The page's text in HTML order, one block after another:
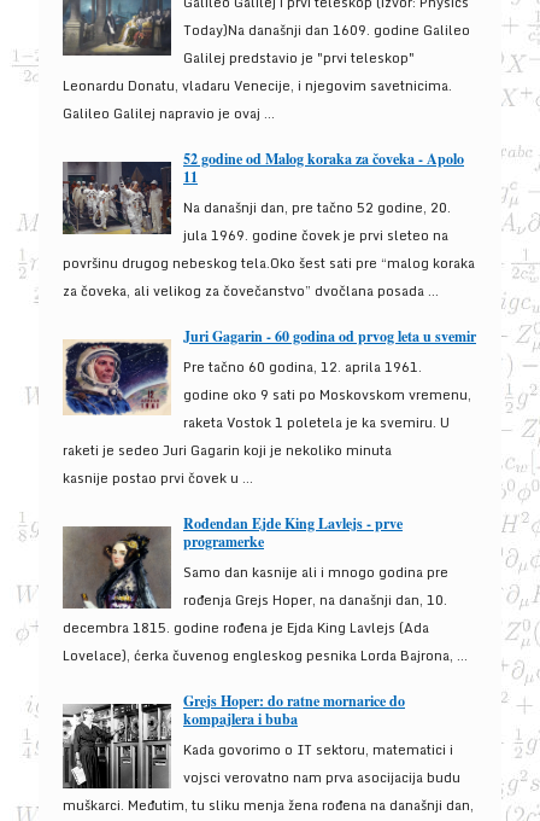
Today)Na današnji dan 1609. godine Galileo
Galilej predstavio je "prvi teleskop"
Leonardu Donatu, vladaru Venecije, i njegovim savetnicima.
Galileo Galilej napravio je ovaj ...
52 godine od Malog koraka za čoveka - Apolo
11
Na današnji dan, pre tačno 52 godine, 20.
jula 1969. godine čovek je prvi sleteo na
površinu drugog nebeskog tela.Oko šest sati pre “malog koraka
za čoveka, ali velikog za čovečanstvo” dvočlana posada ...
Juri Gagarin - 60 godina od prvog leta u svemir
Pre tačno 60 godina, 12. aprila 1961.
godine oko 9 sati po Moskovskom vremenu,
raketa Vostok 1 poletela je ka svemiru. U
raketi je sedeo Juri Gagarin koji je nekoliko minuta
kasnije postao prvi čovek u ...
Rođendan Ejde King Lavlejs - prve
programerke
Samo dan kasnije ali i mnogo godina pre
rođenja Grejs Hoper, na današnji dan, 10.
decembra 1815. godine rođena je Ejda King Lavlejs (Ada
Lovelace), ćerka čuvenog engleskog pesnika Lorda Bajrona, ...
Grejs Hoper: do ratne mornarice do
kompajlera i buba
Kada govorimo o IT sektoru, matematici i
vojsci verovatno nam prva asocijacija budu
muškarci. Međutim, tu sliku menja žena rođena na današnji dan,